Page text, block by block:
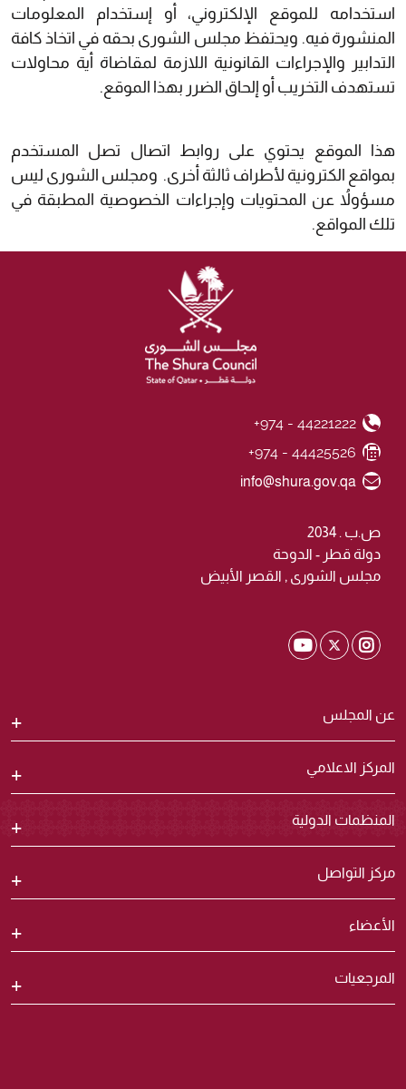
استخدامه للموقع الإلكتروني، أو إستخدام المعلومات
المنشورة فيه. ويحتفظ مجلس الشورى بحقه في اتخاذ كافة
التدابير والإجراءات القانونية اللازمة لمقاضاة أية محاولات
تستهدف التخريب أو إلحاق الضرر بهذا الموقع.
هذا الموقع يحتوي على روابط اتصال تصل المستخدم
بمواقع الكترونية لأطراف ثالثة أخرى. ومجلس الشورى ليس
مسؤولاُ عن المحتويات وإجراءات الخصوصية المطبقة في
تلك المواقع.
عن المجلس
المركز الاعلامي
المنظمات الدولية
مركز التواصل
الأعضاء
المرجعيات
Phone Number
+974 - 44221222
Fax Number
+974 - 44425526
Email ID
info@shura.gov.qa
ص.ب . 2034
دولة قطر - الدوحة
مجلس الشورى , القصر الأبيض
Shura Instagram
Shura Twitter
Shura Youtube